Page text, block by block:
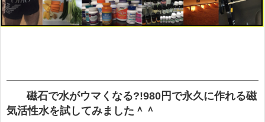
磁石で水がウマくなる?!980円で永久に作れる磁
気活性水を試してみました＾＾